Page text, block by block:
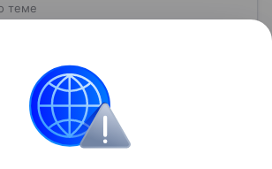
теме
кому нужна лицензия, а также
которые необходимо
ее получении.